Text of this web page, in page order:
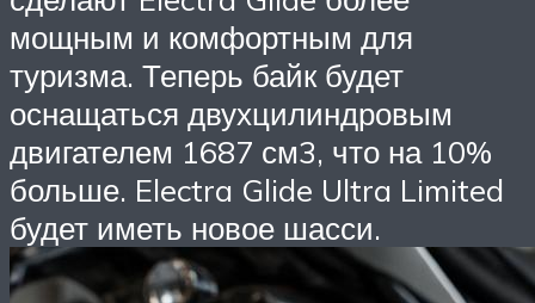
мощным и комфортным для
туризма. Теперь байк будет
оснащаться двухцилиндровым
двигателем 1687 см3, что на 10%
больше. Electra Glide Ultra Limited
будет иметь новое шасси.